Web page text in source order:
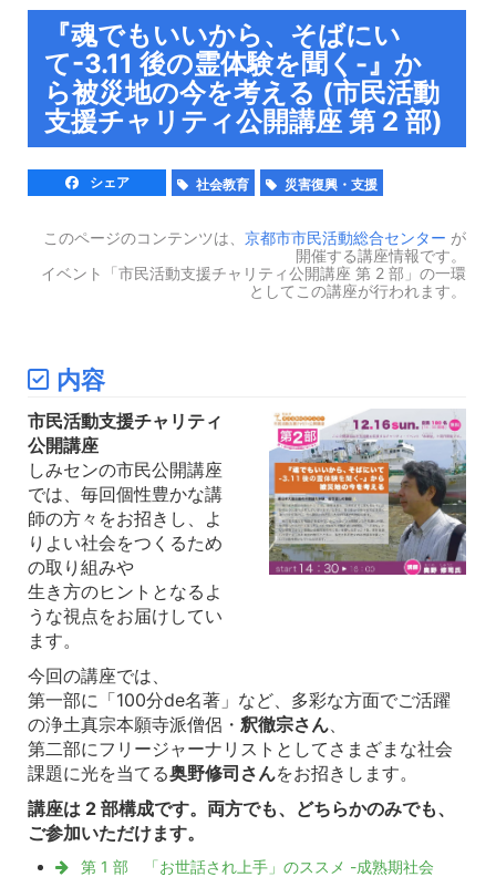
『魂でもいいから、そばにい
て-3.11 後の霊体験を聞く-』か
ら被災地の今を考える (市民活動
支援チャリティ公開講座 第 2 部)
シェア 社会教育 災害復興・支援
このページのコンテンツは、 京都市市民活動総合センター が
開催する講座情報です。
イベント「市民活動支援チャリティ公開講座 第 2 部」の一環
としてこの講座が行われます。
内容
市民活動支援チャリティ
公開講座
しみセンの市民公開講座
では、毎回個性豊かな講
師の方々をお招きし、よ
りよい社会をつくるため
の取り組みや
生き方のヒントとなるよ
うな視点をお届けしてい
ます。
今回の講座では、
第一部に「100分de名著」など、多彩な方面でご活躍
の浄土真宗本願寺派僧侶・ 釈徹宗さん
第二部にフリージャーナリストとしてさまざまな社会
課題に光を当てる奥野修司さんをお招きします。
講座は 2 部構成です。両方でも、どちらかのみでも、
ご参加いただけます。
第 1 部 「お世話され上手」のススメ -成熟期社会